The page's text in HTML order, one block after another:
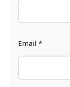
Email *